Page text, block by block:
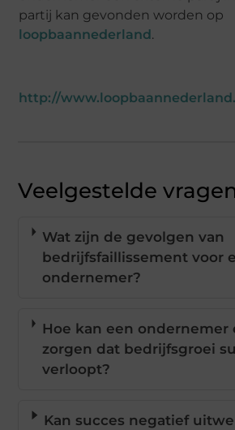
partij kan gevonden worden op
loopbaannederland .
http://
Veelgestelde
Wat zijn de gevolgen van
bedrijfsfaillissement voor
ondernemer?
Hoe kan een ondernemer
zorgen dat bedrijfsgroei
verloopt?
Kan succes negatief